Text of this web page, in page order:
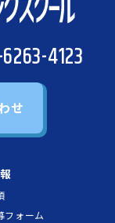
4123
せ
フォーム